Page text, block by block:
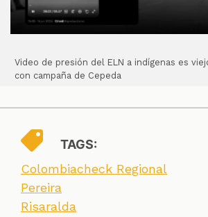
Video de presión del ELN a indígenas es
con campaña de Cepeda
TAGS:
Colombiacheck Regional
Pereira
Risaralda